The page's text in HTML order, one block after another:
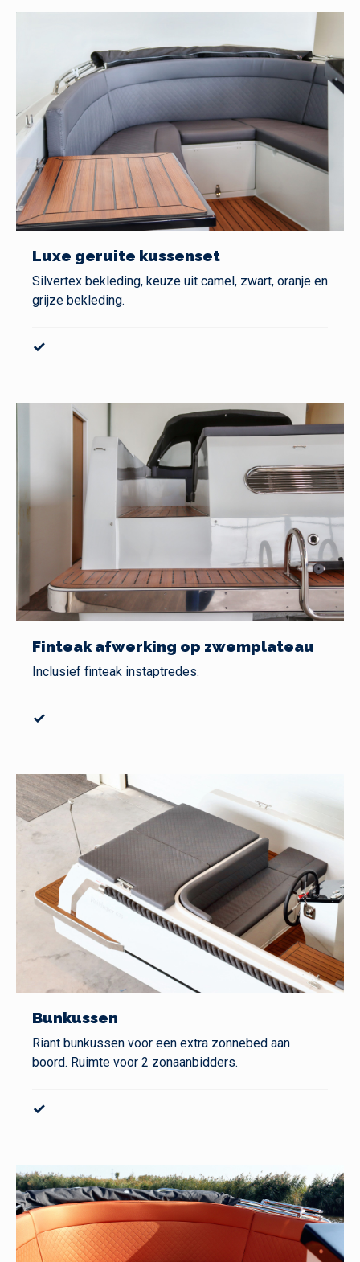
Luxe geruite kussenset
Silvertex bekleding, keuze uit camel, zwart, oranje en
grijze bekleding.
✓
Finteak afwerking op zwemplateau
Inclusief finteak instaptredes.
✓
Bunkussen
Riant bunkussen voor een extra zonnebed aan
boord. Ruimte voor 2 zonaanbidders.
✓